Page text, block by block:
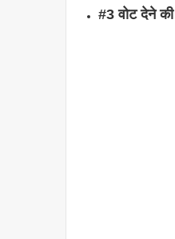
#3 वोट देने